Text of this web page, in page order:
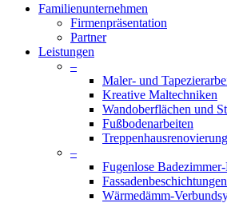
search
Menu
Familienunternehmen
Firmenpräsentation
Partner
Leistungen
–
Maler- und
Kreative Maltechniken
Wandoberflächen und
Fußbodenarbeiten
Treppenhausrenovierung
–
Fugenlose
Fassadenbeschichtungen
Wärmedämm-